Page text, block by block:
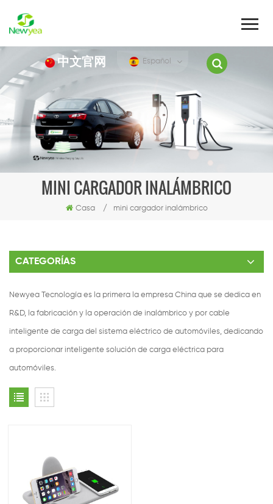
中文官网 Español
MINI CARGADOR INALÁMBRICO
Casa / mini cargador inalámbrico
CATEGORÍAS
Newyea Tecnología es la primera la empresa China que se dedica en
R&D, la fabricación y la operación de inalámbrico y por cable
inteligente de carga del sistema eléctrico de automóviles, dedicando
a proporcionar inteligente solución de carga eléctrica para
automóviles.